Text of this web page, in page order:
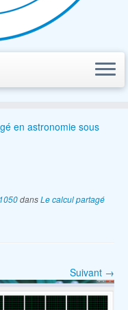
en astronomie sous
dansLe calcul partagé
Suivant →